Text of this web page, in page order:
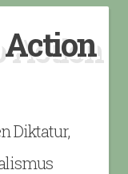
Diktatur,